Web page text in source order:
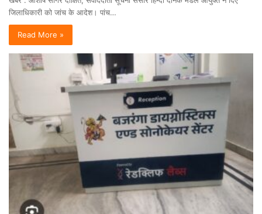
जिलाधिकारी को जांच के आदेश। पांच…
Read More »